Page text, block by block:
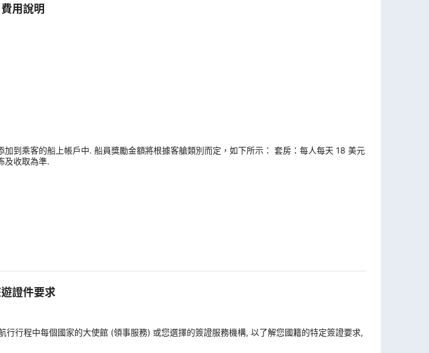
費用說明
到乘客的船上帳戶中. 船員獎勵金額將根據客艙類別而定，如下所示： 套房：每人每天 18 美元
及收取為準.
證件要求
行程中每個國家的大使館 (領事服務) 或您選擇的簽證服務機構, 以了解您國籍的特定簽證要求,